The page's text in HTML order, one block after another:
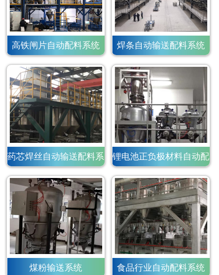
高铁闸片自动配料系统 焊条自动输送配料系统
药芯焊丝自动输送配料系
统
锂电池正负极材料自动配
料系统
煤粉输送系统 食品行业自动配料系统